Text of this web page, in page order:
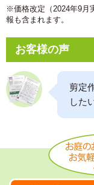
※価格改定（2024年9月
報も含まれます。
お客様の声
剪定
した